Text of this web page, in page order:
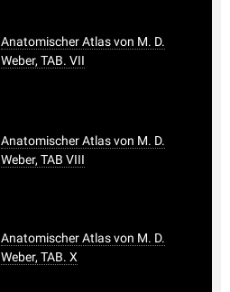
Anatomischer Atlas von M. D.
Weber, TAB. VII
Anatomischer Atlas von M. D.
Weber, TAB VIII
Anatomischer Atlas von M. D.
Weber, TAB. X